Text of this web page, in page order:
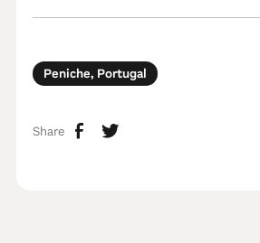
Peniche, Portugal
Share